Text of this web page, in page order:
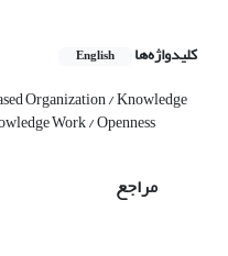
کلیدواژه‌ها English
Organization / Knowledge
Work / Openness
مراجع